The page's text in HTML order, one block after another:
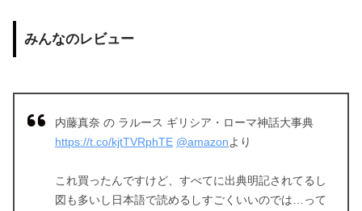
みんなのレビュー
内藤真奈 の ラルース ギリシア・ローマ神話大事典
https://t.co/kjtTVRphTE @amazonより
これ買ったんですけど、すべてに出典明記されてるし
図も多いし日本語で読めるしすごくいいのでは…って